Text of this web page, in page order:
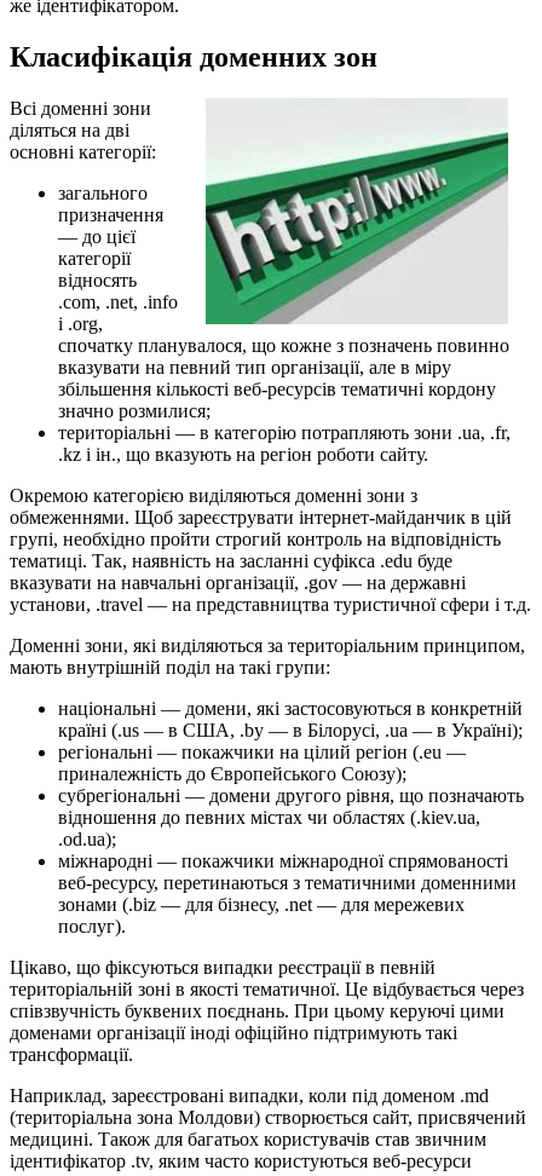
же ідентифікатором.
Класифікація доменних зон
Всі доменні зони
діляться на дві
основні категорії:
загального
призначення
— до цієї
категорії
відносять
.com, .net, .info
і .org,
спочатку планувалося, що кожне з позначень повинно
вказувати на певний тип організації, але в міру
збільшення кількості веб-ресурсів тематичні кордону
значно розмилися;
територіальні — в категорію потрапляють зони .ua, .fr,
.kz і ін., що вказують на регіон роботи сайту.
Окремою категорією виділяються доменні зони з
обмеженнями. Щоб зареєструвати інтернет-майданчик в цій
групі, необхідно пройти строгий контроль на відповідність
тематиці. Так, наявність на засланні суфікса .edu буде
вказувати на навчальні організації, .gov — на державні
установи, .travel — на представництва туристичної сфери і т.д.
Доменні зони, які виділяються за територіальним принципом,
мають внутрішній поділ на такі групи:
національні — домени, які застосовуються в конкретній
країні (.us — в США, .by — в Білорусі, .ua — в Україні);
регіональні — покажчики на цілий регіон (.eu —
приналежність до Європейського Союзу);
субрегіональні — домени другого рівня, що позначають
відношення до певних містах чи областях (.kiev.ua,
.od.ua);
міжнародні — покажчики міжнародної спрямованості
веб-ресурсу, перетинаються з тематичними доменними
зонами (.biz — для бізнесу, .net — для мережевих
послуг).
Цікаво, що фіксуються випадки реєстрації в певній
територіальній зоні в якості тематичної. Це відбувається через
співзвучність буквених поєднань. При цьому керуючі цими
доменами організації іноді офіційно підтримують такі
трансформації.
Наприклад, зареєстровані випадки, коли під доменом .md
(територіальна зона Молдови) створюється сайт, присвячений
медицині. Також для багатьох користувачів став звичним
ідентифікатор .tv, яким часто користуються веб-ресурси